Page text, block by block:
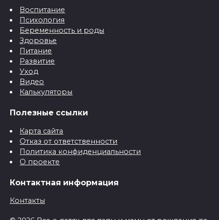
Воспитание
Психология
Беременность и роды
Здоровье
Питание
Развитие
Уход
Видео
Калькуляторы
Полезные ссылки
Карта сайта
Отказ от ответственности
Политика конфиденциальности
О проекте
Контактная информация
Контакты